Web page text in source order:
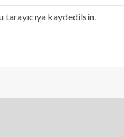
tarayıcıya kaydedilsin.